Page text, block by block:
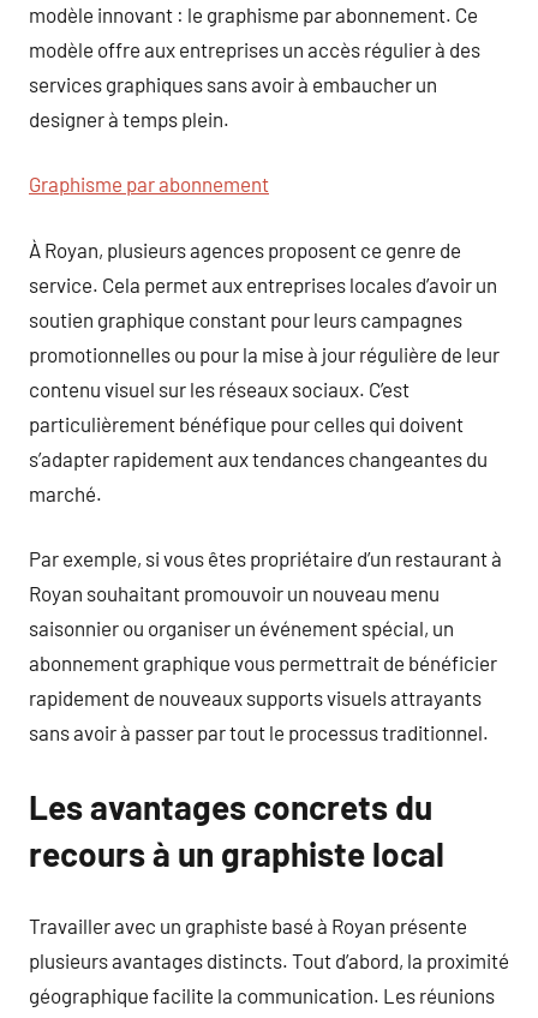
modèle innovant : le graphisme par abonnement. Ce
modèle offre aux entreprises un accès régulier à des
services graphiques sans avoir à embaucher un
designer à temps plein.
Graphisme par abonnement
À Royan, plusieurs agences proposent ce genre de
service. Cela permet aux entreprises locales d’avoir un
soutien graphique constant pour leurs campagnes
promotionnelles ou pour la mise à jour régulière de leur
contenu visuel sur les réseaux sociaux. C’est
particulièrement bénéfique pour celles qui doivent
s’adapter rapidement aux tendances changeantes du
marché.
Par exemple, si vous êtes propriétaire d’un restaurant à
Royan souhaitant promouvoir un nouveau menu
saisonnier ou organiser un événement spécial, un
abonnement graphique vous permettrait de bénéficier
rapidement de nouveaux supports visuels attrayants
sans avoir à passer par tout le processus traditionnel.
Les avantages concrets du
recours à un graphiste local
Travailler avec un graphiste basé à Royan présente
plusieurs avantages distincts. Tout d’abord, la proximité
géographique facilite la communication. Les réunions